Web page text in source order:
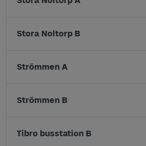
Stora Noltorp B
Strömmen A
Strömmen B
Tibro busstation B